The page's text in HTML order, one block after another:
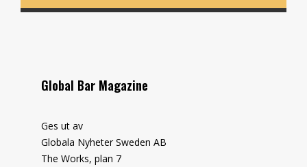
Global Bar Magazine
Ges ut av
Globala Nyheter Sweden AB
The Works, plan 7